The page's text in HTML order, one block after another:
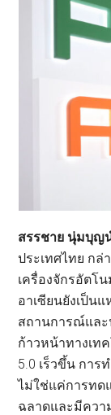
สรรชาย นุ่มบุญ
ประเทศไทย กล่
เครื่องจักรอัตโ
อาเซียนยังเป็น
สถานการณ์และ
ก้าวหน้าทางเท
5.0 เร็วขึ้น การ
ไม่ใช่แค่การทด
ฉลาดและมีควา